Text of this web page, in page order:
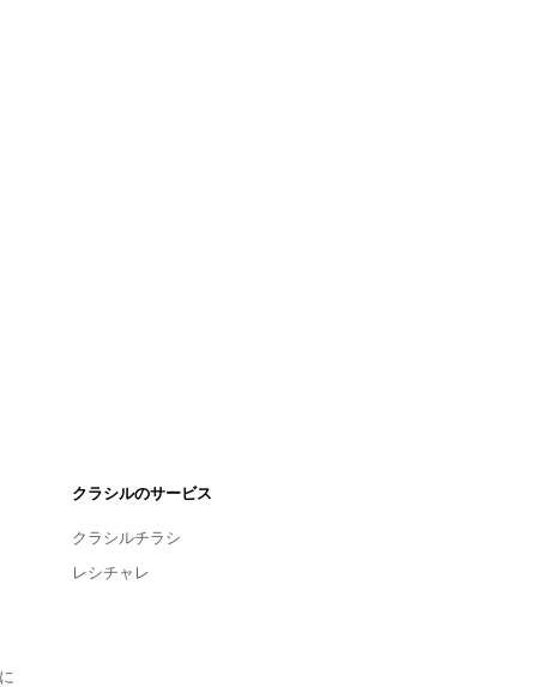
クラシルのサービス
クラシルチラシ
レシチャレ